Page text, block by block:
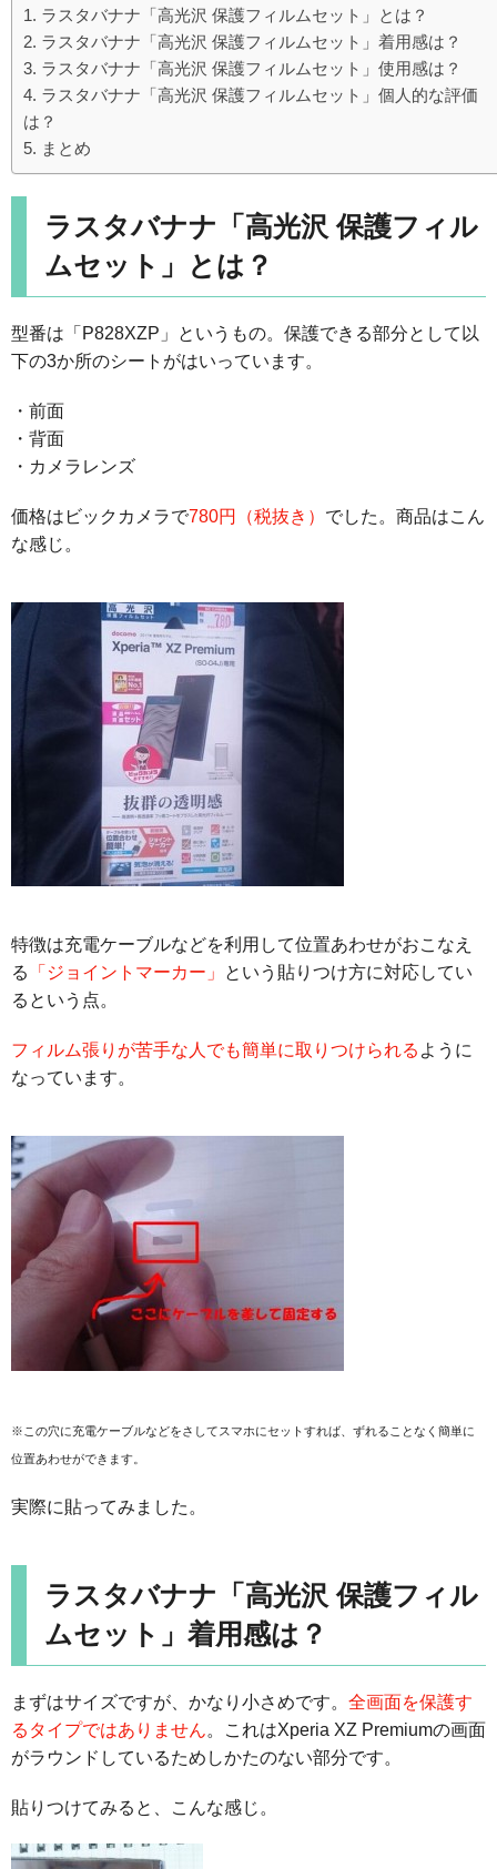
ラスタバナナ「高光沢 保護フィルムセット」とは？
ラスタバナナ「高光沢 保護フィルムセット」着用感は？
ラスタバナナ「高光沢 保護フィルムセット」使用感は？
ラスタバナナ「高光沢 保護フィルムセット」個人的な評価
は？
まとめ
ラスタバナナ「高光沢 保護フィル
ムセット」とは？
型番は「P828XZP」というもの。保護できる部分として以
下の3か所のシートがはいっています。
・前面
・背面
・カメラレンズ
価格はビックカメラで780円（税抜き） でした。商品はこん
な感じ。
特徴は充電ケーブルなどを利用して位置あわせがおこなえ
る
「ジョイントマーカー」
という貼りつけ方に対応してい
るという点。
フィルム張りが苦手な人でも簡単に取りつけられる ように
なっています。
※この穴に充電ケーブルなどをさしてスマホにセットすれば、ずれることなく簡単に
位置あわせができます。
実際に貼ってみました。
ラスタバナナ「高光沢 保護フィル
ムセット」着用感は？
まずはサイズですが、かなり小さめです。 全画面を保護す
るタイプではありません。これはXperia XZ Premiumの画面
がラウンドしているためしかたのない部分です。
貼りつけてみると、こんな感じ。